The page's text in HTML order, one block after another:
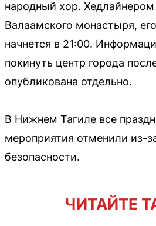
народный хор. Хедлайнером
Валаамского монастыря,
начнется в 21:00.
покинуть центр города
опубликована отдельно.
В Нижнем Тагиле все
мероприятия отменили из-
безопасности.
ЧИТАЙТЕ